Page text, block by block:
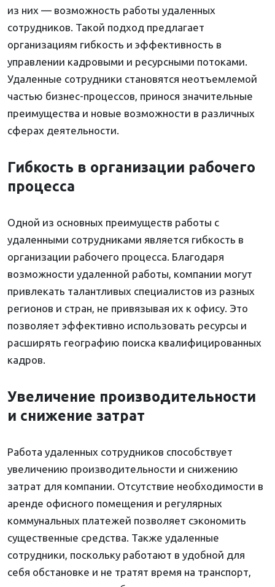
из них — возможность работы удаленных
сотрудников. Такой подход предлагает
организациям гибкость и эффективность в
управлении кадровыми и ресурсными потоками.
Удаленные сотрудники становятся неотъемлемой
частью бизнес-процессов, принося значительные
преимущества и новые возможности в различных
сферах деятельности.
Гибкость в организации рабочего
процесса
Одной из основных преимуществ работы с
удаленными сотрудниками является гибкость в
организации рабочего процесса. Благодаря
возможности удаленной работы, компании могут
привлекать талантливых специалистов из разных
регионов и стран, не привязывая их к офису. Это
позволяет эффективно использовать ресурсы и
расширять географию поиска квалифицированных
кадров.
Увеличение производительности
и снижение затрат
Работа удаленных сотрудников способствует
увеличению производительности и снижению
затрат для компании. Отсутствие необходимости в
аренде офисного помещения и регулярных
коммунальных платежей позволяет сэкономить
существенные средства. Также удаленные
сотрудники, поскольку работают в удобной для
себя обстановке и не тратят время на транспорт,